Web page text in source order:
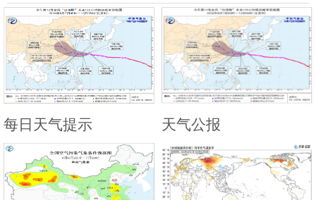
每日天气提示 天气公报